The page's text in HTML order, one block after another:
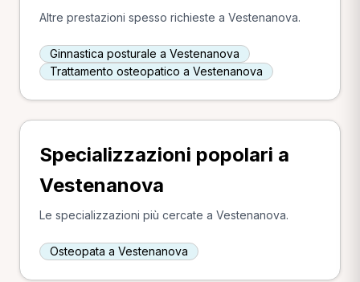
Altre prestazioni spesso richieste a Vestenanova.
Ginnastica posturale a Vestenanova
Trattamento osteopatico a Vestenanova
Specializzazioni popolari a
Vestenanova
Le specializzazioni più cercate a Vestenanova.
Osteopata a Vestenanova